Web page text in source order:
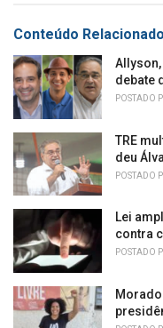
i
e
s
:
Conteúdo Relacionado
debate
POSTADO
TRE
deu
POSTADO
Lei
contra
POSTADO